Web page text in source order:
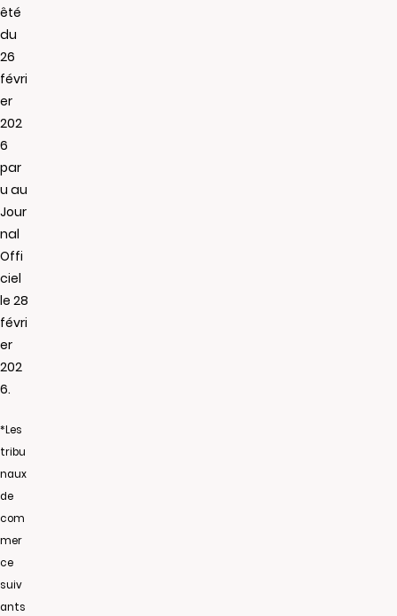
êté
du
26
févri
er
202
6
par
u au
Jour
nal
Offi
ciel
le 28
févri
er
202
6.
*Les
tribu
naux
de
com
mer
ce
suiv
ants